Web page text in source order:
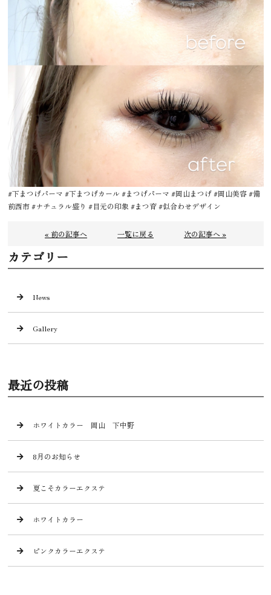
#下まつげパーマ #下まつげカール #まつげパーマ #岡山まつげ #岡山美容 #備
前西市 #ナチュラル盛り #目元の印象 #まつ育 #似合わせデザイン
« 前の記事へ 一覧に戻る 次の記事へ »
カテゴリー
News
Gallery
最近の投稿
ホワイトカラー 岡山 下中野
8月のお知らせ
夏こそカラーエクステ
ホワイトカラー
ピンクカラーエクステ